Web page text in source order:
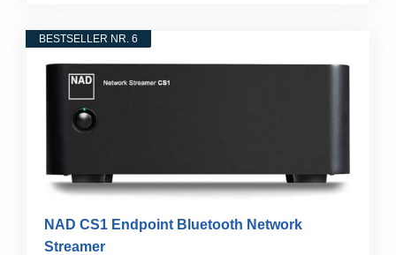
BESTSELLER NR. 6
NAD CS1 Endpoint Bluetooth Network
Streamer